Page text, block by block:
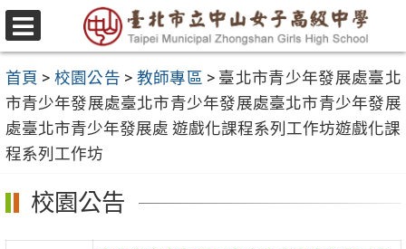
跳
至
要
內
容
區
選
單
首頁 > 校園公告 > 教師專區 > 臺北市青少年發展處臺北
市青少年發展處臺北市青少年發展處臺北市青少年發展
處臺北市青少年發展處 遊戲化課程系列工作坊遊戲化課
程系列工作坊
校園公告